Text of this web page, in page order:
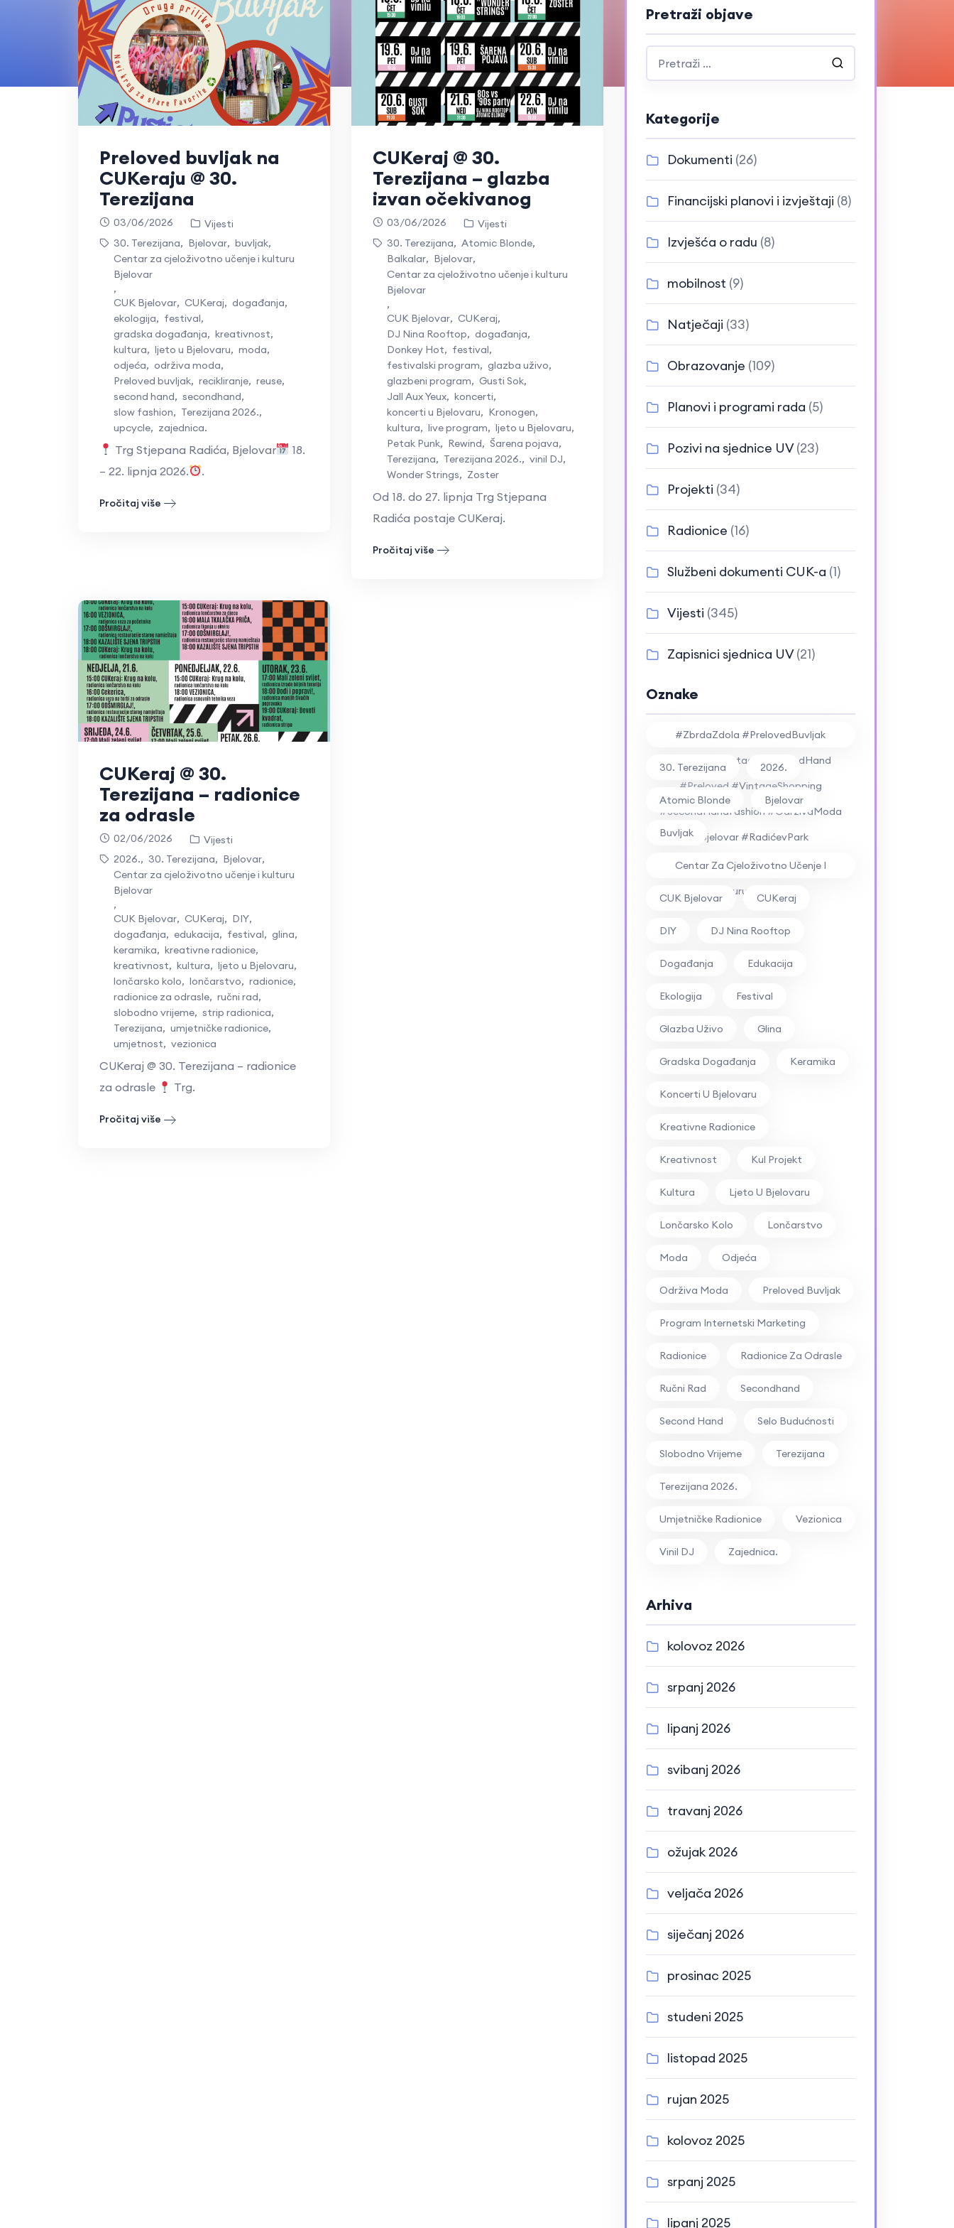
Preloved buvljak na
CUKeraju @ 30.
Terezijana
03/06/2026
Vijesti
30. Terezijana, Bjelovar, buvljak,
Centar za cjeloživotno učenje i kulturu
Bjelovar
,
CUK Bjelovar, CUKeraj, događanja,
ekologija, festival,
gradska događanja, kreativnost,
kultura, ljeto u Bjelovaru, moda,
odjeća, održiva moda,
Preloved buvljak, recikliranje, reuse,
second hand, secondhand,
slow fashion, Terezijana 2026.,
upcycle, zajednica.
Trg Stjepana Radića, Bjelovar
18.
– 22. lipnja 2026.
.
Pročitaj više
CUKeraj @ 30.
Terezijana – glazba
izvan očekivanog
03/06/2026
Vijesti
30. Terezijana, Atomic Blonde,
Balkalar, Bjelovar,
Centar za cjeloživotno učenje i kulturu
Bjelovar
,
CUK Bjelovar, CUKeraj,
DJ Nina Rooftop, događanja,
Donkey Hot, festival,
festivalski program, glazba uživo,
glazbeni program, Gusti Sok,
Jall Aux Yeux, koncerti,
koncerti u Bjelovaru, Kronogen,
kultura, live program, ljeto u Bjelovaru,
Petak Punk, Rewind, Šarena pojava,
Terezijana, Terezijana 2026., vinil DJ,
Wonder Strings, Zoster
Od 18. do 27. lipnja Trg Stjepana
Radića postaje CUKeraj.
Pročitaj više
CUKeraj @ 30.
Terezijana – radionice
za odrasle
02/06/2026
Vijesti
2026., 30. Terezijana, Bjelovar,
Centar za cjeloživotno učenje i kulturu
Bjelovar
,
CUK Bjelovar, CUKeraj, DIY,
događanja, edukacija, festival, glina,
keramika, kreativne radionice,
kreativnost, kultura, ljeto u Bjelovaru,
lončarsko kolo, lončarstvo, radionice,
radionice za odrasle, ručni rad,
slobodno vrijeme, strip radionica,
Terezijana, umjetničke radionice,
umjetnost, vezionica
CUKeraj @ 30. Terezijana – radionice
za odrasle
Trg.
Pročitaj više
Pretraži objave
Kategorije
Dokumenti (26)
Financijski planovi i izvještaji (8)
Izvješća o radu (8)
mobilnost (9)
Natječaji (33)
Obrazovanje (109)
Planovi i programi rada (5)
Pozivi na sjednice UV(23)
Projekti (34)
Radionice (16)
Službeni dokumenti CUK-a (1)
Vijesti (345)
Zapisnici sjednica UV(21)
Oznake
#ZbrdaZdola #PrelovedBuvljak
#Buvljak #Vintage #SecondHand
#Preloved #VintageShopping
#SecondHandFashion #OdrživaModa
#Bjelovar #RadićevPark
#RockFestival #ZbrdaZdola2026
30. Terezijana 2026.
Atomic Blonde Bjelovar
Buvljak
Centar Za Cjeloživotno Učenje I
Kulturu Bjelovar
CUK Bjelovar CUKeraj
DIY DJ Nina Rooftop
Događanja Edukacija
Ekologija Festival
Glazba Uživo Glina
Gradska Događanja Keramika
Koncerti U Bjelovaru
Kreativne Radionice
Kreativnost Kul Projekt
Kultura Ljeto U Bjelovaru
Lončarsko Kolo Lončarstvo
Moda Odjeća
Održiva Moda Preloved Buvljak
Program Internetski Marketing
Radionice Radionice Za Odrasle
Ručni Rad Secondhand
Second Hand Selo Budućnosti
Slobodno Vrijeme Terezijana
Terezijana 2026.
Umjetničke Radionice Vezionica
Vinil DJ Zajednica.
Arhiva
kolovoz 2026
srpanj 2026
lipanj 2026
svibanj 2026
travanj 2026
ožujak 2026
veljača 2026
siječanj 2026
prosinac 2025
studeni 2025
listopad 2025
rujan 2025
kolovoz 2025
srpanj 2025
lipanj 2025